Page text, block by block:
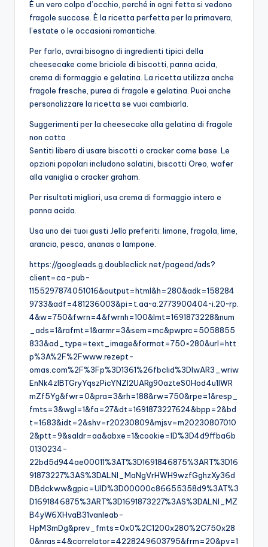
È un vero colpo d’occhio, perché in ogni fetta si vedono
fragole succose. È la ricetta perfetta per la primavera,
l’estate o le occasioni romantiche.
Per farlo, avrai bisogno di ingredienti tipici della
cheesecake come briciole di biscotti, panna acida,
crema di formaggio e gelatina. La ricetta utilizza anche
fragole fresche, purea di fragole e gelatina. Puoi anche
personalizzare la ricetta se vuoi cambiarla.
Suggerimenti per la cheesecake alla gelatina di fragole
non cotta
Sentiti libero di usare biscotti o cracker come base. Le
opzioni popolari includono salatini, biscotti Oreo, wafer
alla vaniglia o cracker graham.
Per risultati migliori, usa crema di formaggio intero e
panna acida.
Usa uno dei tuoi gusti Jello preferiti: limone, fragola, lime,
arancia, pesca, ananas o lampone.
https://googleads.g.doubleclick.net/pagead/ads?
client=ca-pub-
1155297874051016&output=html&h=280&adk=158284
9733&adf=481236003&pi=t.aa~a.2773900404~i.20~rp.
4&w=750&fwrn=4&fwrnh=100&lmt=1691873228&num
_ads=1&rafmt=1&armr=3&sem=mc&pwprc=5058855
833&ad_type=text_image&format=750×280&url=htt
p%3A%2F%2Fwww.rezept-
omas.com%2F%3Fp%3D1361%26fbclid%3DIwAR3_wriw
EnNk4zIBTGryYqszPicYNZl2UARg90azteS0Hod4u1lWR
mZf5Yg&fwr=0&pra=3&rh=188&rw=750&rpe=1&resp_
fmts=3&wgl=1&fa=27&dt=1691873227624&bpp=2&bd
t=1683&idt=2&shv=r20230809&mjsv=m20230807010
2&ptt=9&saldr=aa&abxe=1&cookie=ID%3D4d9ffba6b
0130234-
22bd5d944ae00011%3AT%3D1691846875%3ART%3D16
91873227%3AS%3DALNI_MaNgVrHWH9wzfGghzXy36d
DBdckww&gpic=UID%3D00000c86655358d9%3AT%3
D1691846875%3ART%3D1691873227%3AS%3DALNI_MZ
B4yW6XHvaB31vanIeab-
HpM3mDg&prev_fmts=0x0%2C1200x280%2C750x28
0&nras=4&correlator=4228249603795&frm=20&pv=1